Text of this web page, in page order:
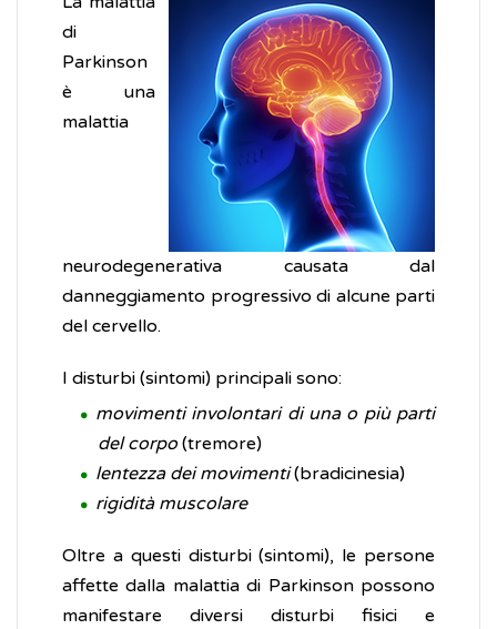
di
Parkinson
è una
malattia
neurodegenerativa causata dal
danneggiamento progressivo di alcune parti
del cervello.
I disturbi (sintomi) principali sono:
movimenti involontari di una o più parti
del corpo(tremore)
lentezza dei movimenti(bradicinesia)
rigidità muscolare
Oltre a questi disturbi (sintomi), le persone
affette dalla malattia di Parkinson possono
manifestare diversi disturbi fisici e